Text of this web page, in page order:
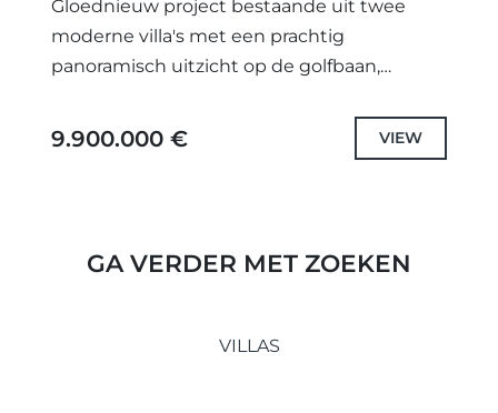
Gloednieuw project bestaande uit twee
moderne villa's met een prachtig
panoramisch uitzicht op de golfbaan,
rijden van Puerto Banus en minder dan tien
9.900.000 € VIEW
GA VERDER MET ZOEKEN
VILLAS